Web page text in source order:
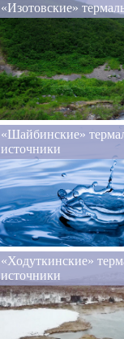
«Изотовские»
«Шайбинские»
источники
«Ходуткинские»
источники